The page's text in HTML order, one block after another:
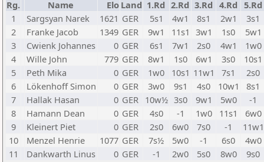
Rg. Name Elo Land 1.Rd 2.Rd 3.Rd 4.Rd 5.Rd
1
Sargsyan Narek 1621 GER 5s1 4w1 8s1 2w1
3s1
2
Franke Jacob 1349 GER 9w1 11s1 3w1 1s0
5w1
3
Cwienk Johannes 0 GER 6s1 7w1 2s0 4w1
1w0
4
Wille John 779 GER 8w1 1s0 6w1 3s0
10s1
5
Peth Mika 0 GER 1w0 10s1 11w1 7s1
2s0
6
Lökenhoff Simon 0 GER 3w0 9s1 4s0 10w1
8s1
7
Hallak Hasan 0 GER 10w½ 3s0 9w1 5w0
-1
8
Hamann Dean 0 GER 4s0 -1 1w0 11s1
6w0
9
Kleinert Piet 0 GER 2s0 6w0 7s0 -1
11w1
10
Menzel Henrie 1077 GER 7s½ 5w0 -1 6s0
4w0
11
Dankwarth Linus 0 GER -1 2w0 5s0 8w0
9s0